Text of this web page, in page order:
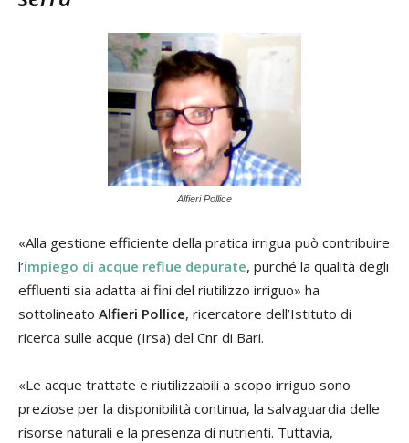
Alfieri Pollice
«Alla gestione efficiente della pratica irrigua può contribuire
l’impiego di acque reflue depurate, purché la qualità degli
effluenti sia adatta ai fini del riutilizzo irriguo» ha
sottolineato Alfieri Pollice, ricercatore dell’Istituto di
ricerca sulle acque (Irsa) del Cnr di Bari.
«Le acque trattate e riutilizzabili a scopo irriguo sono
preziose per la disponibilità continua, la salvaguardia delle
risorse naturali e la presenza di nutrienti. Tuttavia,